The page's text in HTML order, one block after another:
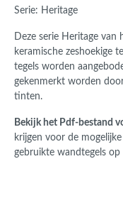
Serie: Heritage
Deze serie Heritage van
keramische zeshoekige
tegels worden
gekenmerkt worden
tinten.
Bekijk het Pdf-bestand
krijgen voor de
gebruikte wandtegels